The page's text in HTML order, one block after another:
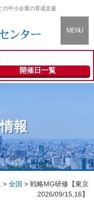
About
Expert
の中小企業の育成支援
MENU
開催日一覧
報
> 全国 > 戦略MG研修【東京
2026/09/15,16】